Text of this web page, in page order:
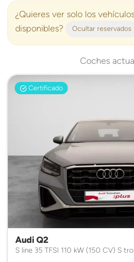
¿Quieres ver solo los
disponibles?
Ocultar reservados
Coches
Certificado
Audi Q2
S line 35 TFSI 110 kW (150 CV) S